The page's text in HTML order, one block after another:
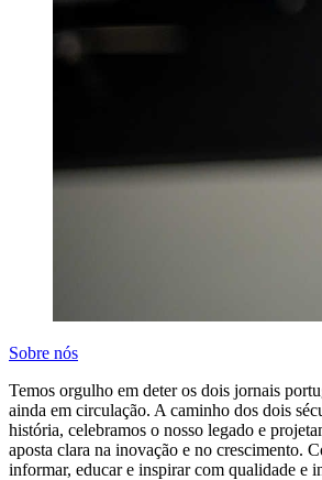
Sobre nós
Temos orgulho em deter os dois jornais
ainda em circulação. A caminho dos dois
história, celebramos o nosso legado e
aposta clara na inovação e no crescimento.
informar, educar e inspirar com qualidade e